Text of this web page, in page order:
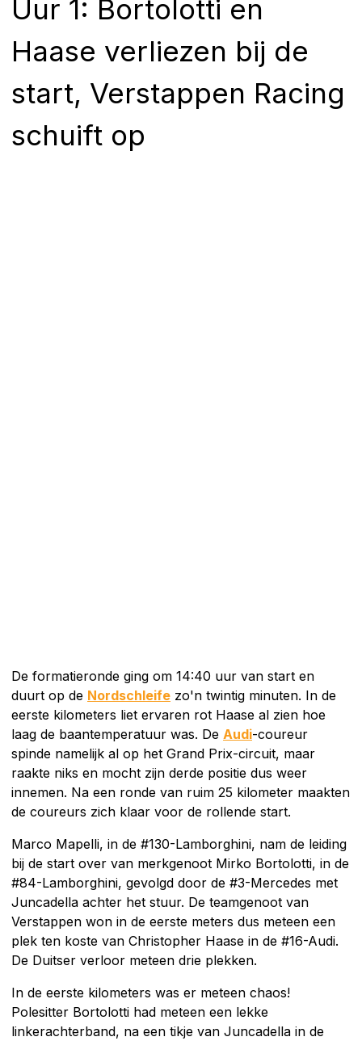
Uur 1: Bortolotti en
Haase verliezen bij de
start, Verstappen Racing
schuift op
De formatieronde ging om 14:40 uur van start en
duurt op de Nordschleife zo'n twintig minuten. In de
eerste kilometers liet ervaren rot Haase al zien hoe
laag de baantemperatuur was. De Audi-coureur
spinde namelijk al op het Grand Prix-circuit, maar
raakte niks en mocht zijn derde positie dus weer
innemen. Na een ronde van ruim 25 kilometer maakten
de coureurs zich klaar voor de rollende start.
Marco Mapelli, in de #130-Lamborghini, nam de leiding
bij de start over van merkgenoot Mirko Bortolotti, in de
#84-Lamborghini, gevolgd door de #3-Mercedes met
Juncadella achter het stuur. De teamgenoot van
Verstappen won in de eerste meters dus meteen een
plek ten koste van Christopher Haase in de #16-Audi.
De Duitser verloor meteen drie plekken.
In de eerste kilometers was er meteen chaos!
Polesitter Bortolotti had meteen een lekke
linkerachterband, na een tikje van Juncadella in de